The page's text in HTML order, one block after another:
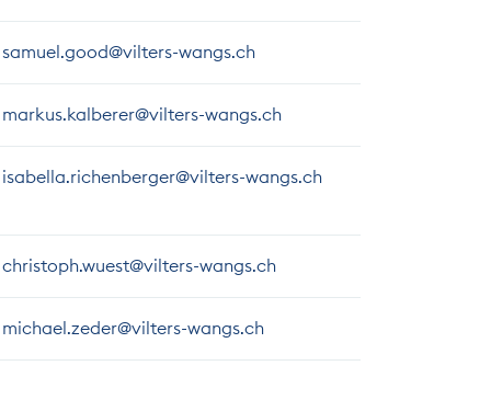
samuel.good@vilters-wangs.ch
markus.kalberer@vilters-wangs.ch
isabella.richenberger@vilters-wangs.ch
christoph.wuest@vilters-wangs.ch
michael.zeder@vilters-wangs.ch